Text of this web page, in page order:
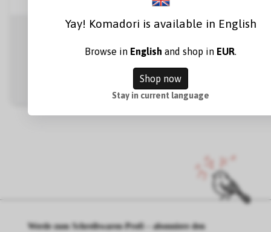
Midori Index Label Chiratto Stickers
Werde zum Schreibwaren-Profi – abonniere den
Yay! Komadori is available in English
Browse in English and shop in EUR.
Shop now
Stay in current language